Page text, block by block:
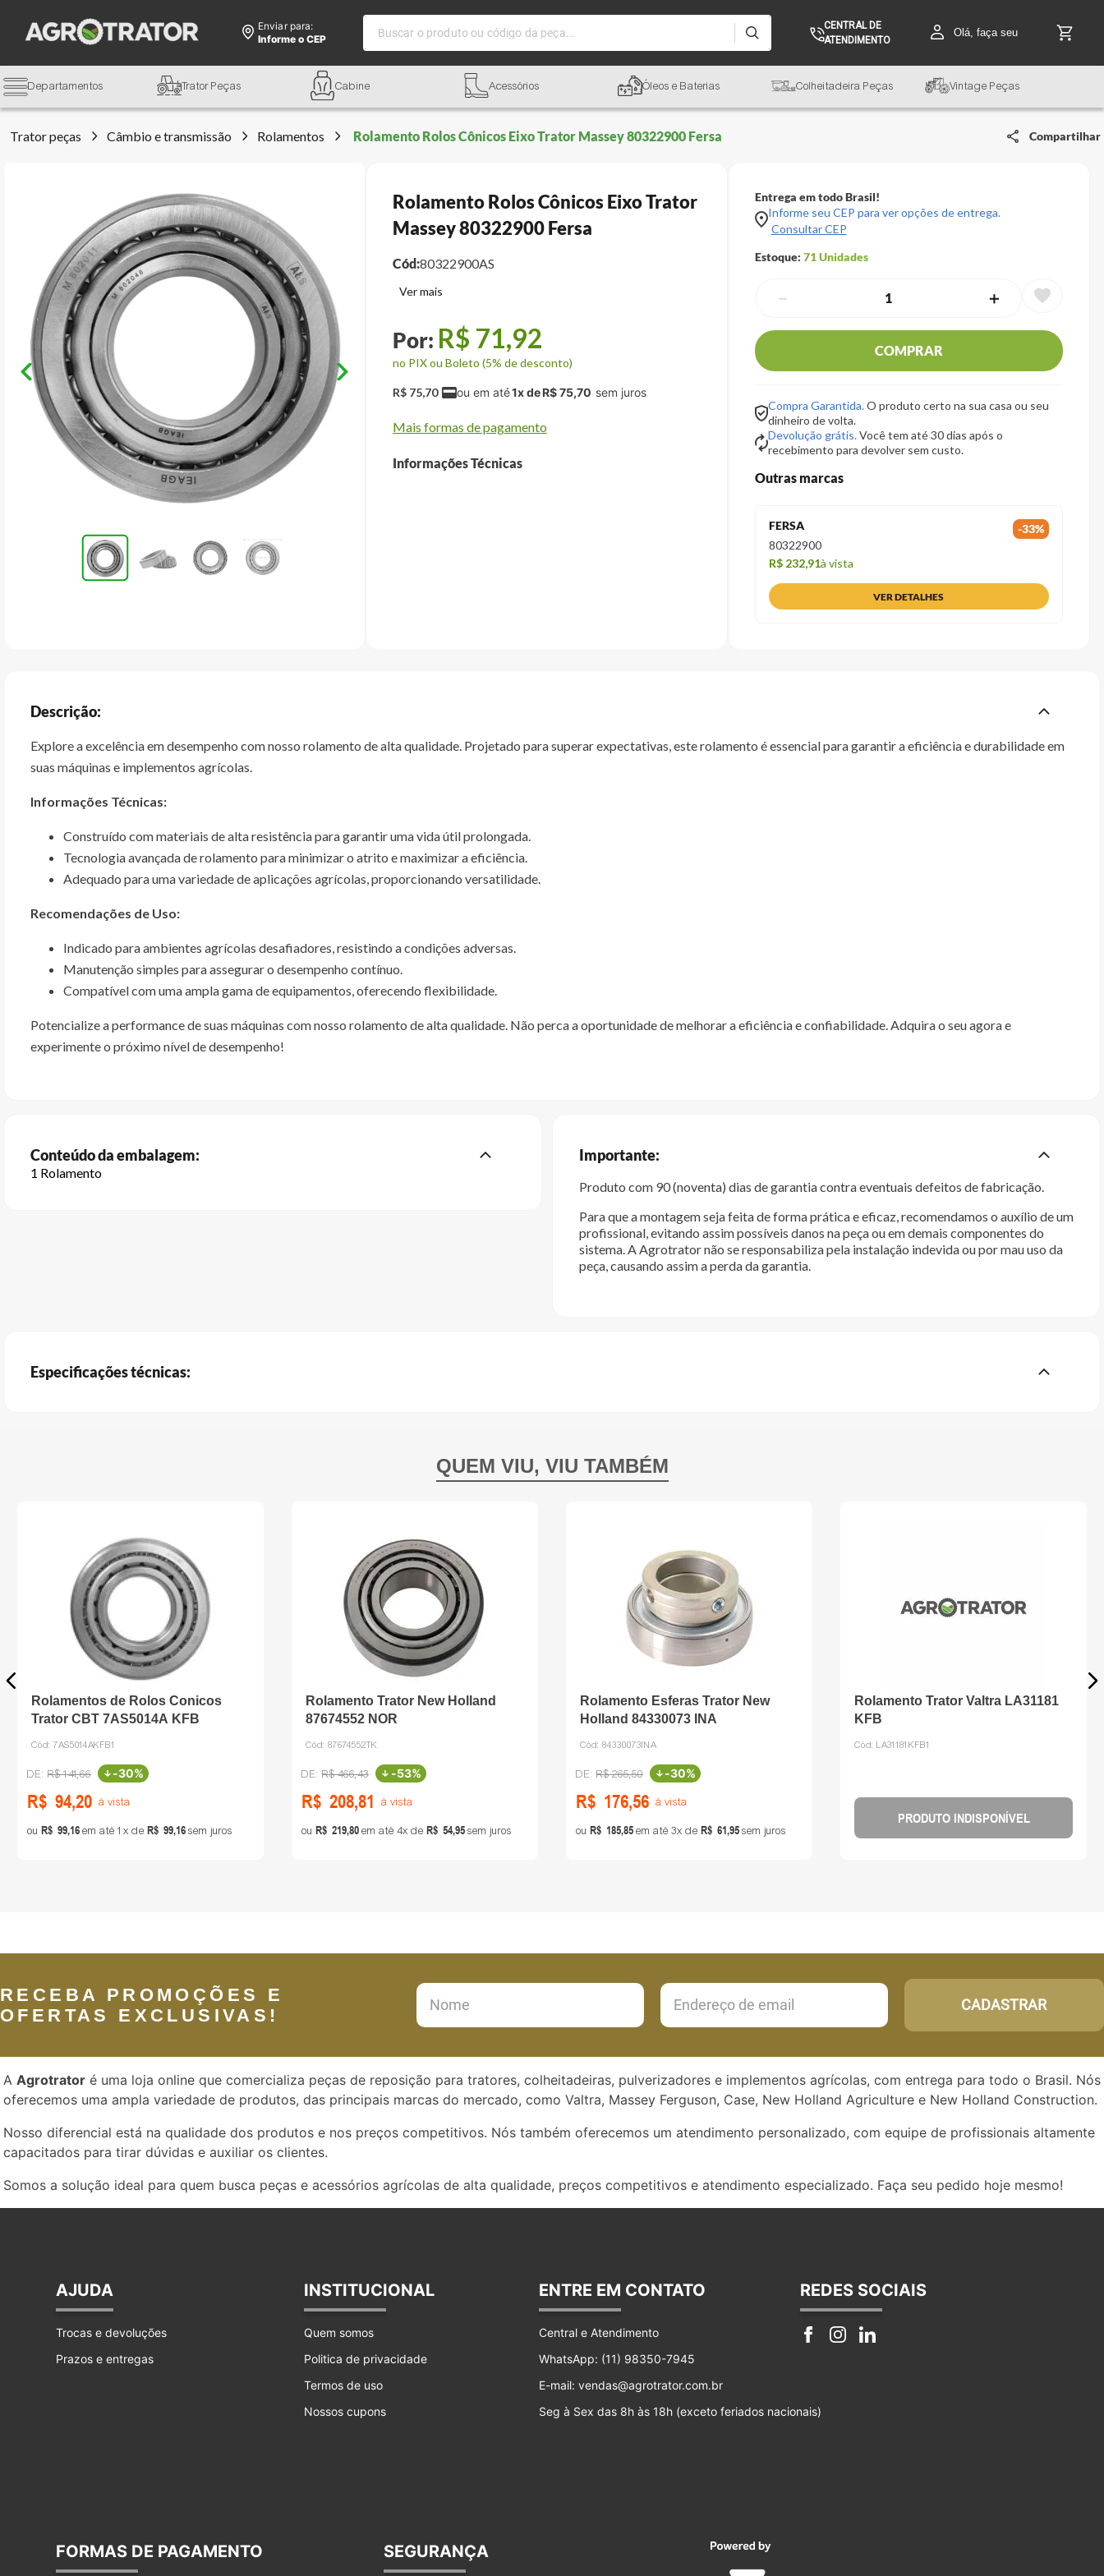
Enviar para:
Informe o CEP
Buscar o produto ou código da peça...
CENTRAL DE
ATENDIMENTO
Olá, faça seu
Departamentos Trator Peças Cabine Acessórios Óleos e Baterias Colheitadeira Peças Vintage Peças
Trator peças Câmbio e transmissão Rolamentos Rolamento Rolos Cônicos Eixo Trator Massey 80322900 Fersa Compartilhar
Rolamento Rolos Cônicos Eixo Trator
Massey 80322900 Fersa
Cód:80322900AS
R$ 71,92
no PIX ou Boleto (5% de desconto)
R$ 75,70 1x deR$75,70
Mais formas de pagamento
Informações Técnicas
Entrega em todo Brasil!
Informe seu CEP para ver opções de entrega.
Consultar CEP
Estoque: 71Unidades
＋
－
COMPRAR
Compra Garantida.O produto certo na sua casa ou seu
dinheiro de volta.
Devolução grátis.Você tem até 30 dias após o
recebimento para devolver sem custo.
Outras marcas
FERSA -33%
80322900
R$ 232,91à vista
VER DETALHES
Descrição:
Explore a excelência em desempenho com nosso rolamento de alta qualidade. Projetado para superar expectativas, este rolamento é essencial para garantir a eficiência e durabilidade em
suas máquinas e implementos agrícolas.
Informações Técnicas:
Construído com materiais de alta resistência para garantir uma vida útil prolongada.
Tecnologia avançada de rolamento para minimizar o atrito e maximizar a eficiência.
Adequado para uma variedade de aplicações agrícolas, proporcionando versatilidade.
Recomendações de Uso:
Indicado para ambientes agrícolas desafiadores, resistindo a condições adversas.
Manutenção simples para assegurar o desempenho contínuo.
Compatível com uma ampla gama de equipamentos, oferecendo flexibilidade.
Potencialize a performance de suas máquinas com nosso rolamento de alta qualidade. Não perca a oportunidade de melhorar a eficiência e confiabilidade. Adquira o seu agora e
experimente o próximo nível de desempenho!
Conteúdo da embalagem:
1 Rolamento
Importante:
Produto com 90 (noventa) dias de garantia contra eventuais defeitos de fabricação.
Para que a montagem seja feita de forma prática e eficaz, recomendamos o auxílio de um
profissional, evitando assim possíveis danos na peça ou em demais componentes do
sistema. A Agrotrator não se responsabiliza pela instalação indevida ou por mau uso da
peça, causando assim a perda da garantia.
Especificações técnicas:
Rolamentos de Rolos Conicos
Trator CBT 7AS5014A KFB
Cód: 7AS5014AKFB1
R$141,66 -30%
R$ 94,20 à vista
ou R$ 99,16em até1 de R$ 99,16sem juros
Rolamento Trator New Holland
87674552 NOR
Cód: 87674552TK
R$466,43 -53%
R$ 208,81 à vista
ou R$ 219,80em até 4 de R$ 54,95sem juros
Rolamento Esferas Trator New
Holland 84330073 INA
Cód: 84330073INA
R$265,50 -30%
R$ 176,56 à vista
ou R$ 185,85em até 3 de R$ 61,95sem juros
Rolamento Trator Valtra LA31181
KFB
Cód: LA31181KFB1
PRODUTO INDISPONÍVEL
RECEBA PROMOÇÕES E
OFERTAS EXCLUSIVAS!
CADASTRAR
A Agrotrator é uma loja online que comercializa peças de reposição para tratores, colheitadeiras, pulverizadores e implementos agrícolas, com entrega para todo o Brasil. Nós
oferecemos uma ampla variedade de produtos, das principais marcas do mercado, como Valtra, Massey Ferguson, Case, New Holland Agriculture e New Holland Construction.
Nosso diferencial está na qualidade dos produtos e nos preços competitivos. Nós também oferecemos um atendimento personalizado, com equipe de profissionais altamente
capacitados para tirar dúvidas e auxiliar os clientes.
Somos a solução ideal para quem busca peças e acessórios agrícolas de alta qualidade, preços competitivos e atendimento especializado. Faça seu pedido hoje mesmo!
AJUDA
Trocas e devoluções
Prazos e entregas
INSTITUCIONAL
Quem somos
Politica de privacidade
Termos de uso
Nossos cupons
ENTRE EM CONTATO
Central e Atendimento
WhatsApp: (11) 98350-7945
E-mail: vendas@agrotrator.com.br
Seg à Sex das 8h às 18h (exceto feriados nacionais)
REDES SOCIAIS
FORMAS DE PAGAMENTO SEGURANÇA